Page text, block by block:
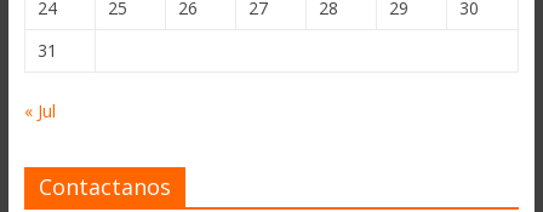
24
25 26 27 28 29
30
31
« Jul
Contactanos